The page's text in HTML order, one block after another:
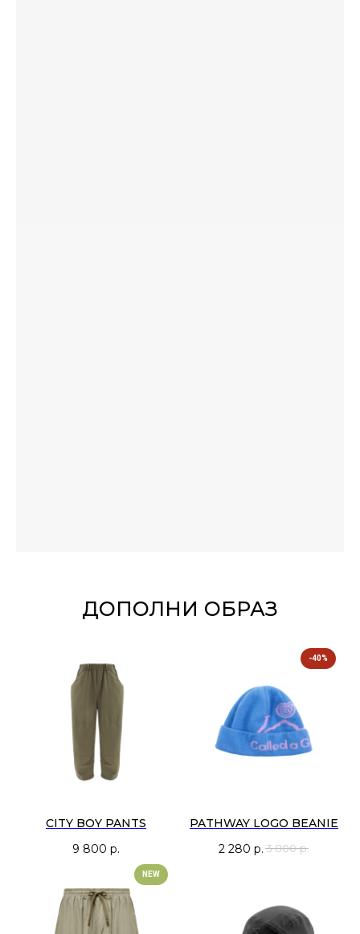
ДОПОЛНИ ОБРАЗ
CITY BOY PANTS
9 800 р.
-40%
PATHWAY LOGO BEANIE
2 280 р. 3 800 р.
NEW